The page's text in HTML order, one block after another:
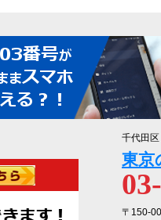
千代田
東京
〒150-